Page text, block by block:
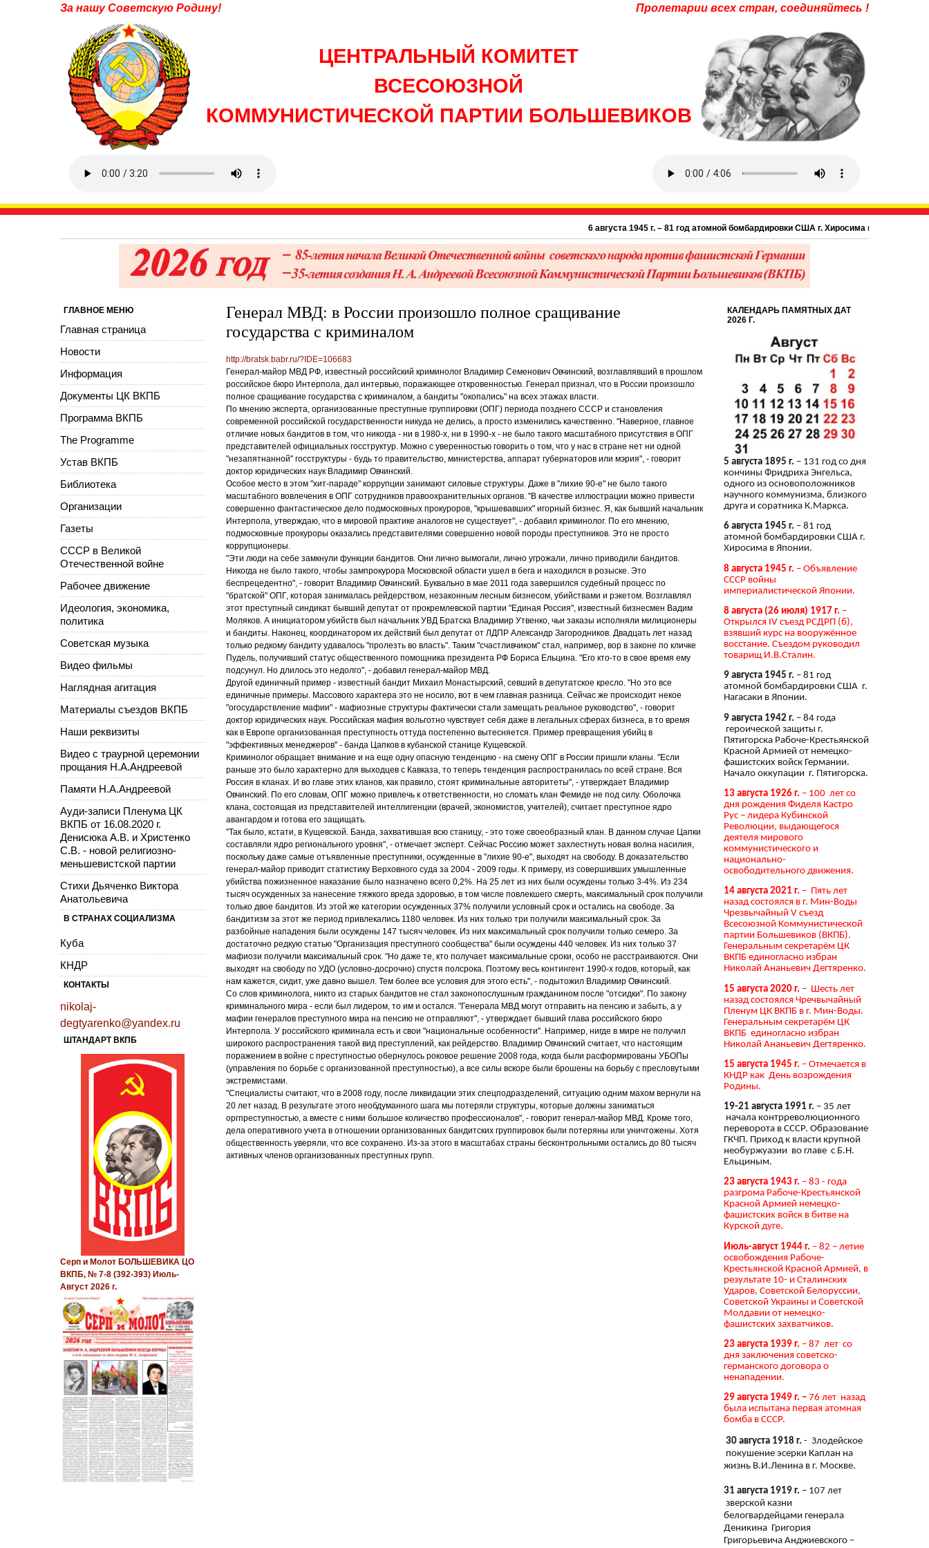
За нашу Советскую Родину! Пролетарии всех стран, соединяйтесь !
ЦЕНТРАЛЬНЫЙ КОМИТЕТ
ВСЕСОЮЗНОЙ
КОММУНИСТИЧЕСКОЙ ПАРТИИ БОЛЬШЕВИКОВ
6 августа 1945 г. – 81 год атомной бомбардировки США г. Хиросима в Японии.
Генерал МВД: в России произошло полное сращивание
государства с криминалом
http://bratsk.babr.ru/?IDE=106683
Генерал-майор МВД РФ, известный российский криминолог Владимир Семенович Овчинский, возглавлявший в прошлом
российское бюро Интерпола, дал интервью, поражающее откровенностью. Генерал признал, что в России произошло
полное сращивание государства с криминалом, а бандиты "окопались" на всех этажах власти.
По мнению эксперта, организованные преступные группировки (ОПГ) периода позднего СССР и становления
современной российской государственности никуда не делись, а просто изменились качественно. "Наверное, главное
отличие новых бандитов в том, что никогда - ни в 1980-х, ни в 1990-х - не было такого масштабного присутствия в ОПГ
представителей официальных госструктур. Можно с уверенностью говорить о том, что у нас в стране нет ни одной
"незапятнанной" госструктуры - будь то правительство, министерства, аппарат губернаторов или мэрия", - говорит
доктор юридических наук Владимир Овчинский.
Особое место в этом "хит-параде" коррупции занимают силовые структуры. Даже в "лихие 90-е" не было такого
масштабного вовлечения в ОПГ сотрудников правоохранительных органов. "В качестве иллюстрации можно привести
совершенно фантастическое дело подмосковных прокуроров, "крышевавших" игорный бизнес. Я, как бывший начальник
Интерпола, утверждаю, что в мировой практике аналогов не существует", - добавил криминолог. По его мнению,
подмосковные прокуроры оказались представителями совершенно новой породы преступников. Это не просто
коррупционеры.
"Эти люди на себе замкнули функции бандитов. Они лично вымогали, лично угрожали, лично приводили бандитов.
Никогда не было такого, чтобы зампрокурора Московской области ушел в бега и находился в розыске. Это
беспрецедентно", - говорит Владимир Овчинский. Буквально в мае 2011 года завершился судебный процесс по
"братской" ОПГ, которая занималась рейдерством, незаконным лесным бизнесом, убийствами и рэкетом. Возглавлял
этот преступный синдикат бывший депутат от прокремлевской партии "Единая Россия", известный бизнесмен Вадим
Моляков. А инициатором убийств был начальник УВД Братска Владимир Утвенко, чьи заказы исполняли милиционеры
и бандиты. Наконец, координатором их действий был депутат от ЛДПР Александр Загородников. Двадцать лет назад
только редкому бандиту удавалось "пролезть во власть". Таким "счастливчиком" стал, например, вор в законе по кличке
Пудель, получивший статус общественного помощника президента РФ Бориса Ельцина. "Его кто-то в свое время ему
подсунул. Но длилось это недолго", - добавил генерал-майор МВД.
Другой единичный пример - известный бандит Михаил Монастырский, севший в депутатское кресло. "Но это все
единичные примеры. Массового характера это не носило, вот в чем главная разница. Сейчас же происходит некое
"огосударствление мафии" - мафиозные структуры фактически стали замещать реальное руководство", - говорит
доктор юридических наук. Российская мафия вольготно чувствует себя даже в легальных сферах бизнеса, в то время
как в Европе организованная преступность оттуда постепенно вытесняется. Пример превращения убийц в
"эффективных менеджеров" - банда Цапков в кубанской станице Кущевской.
Криминолог обращает внимание и на еще одну опасную тенденцию - на смену ОПГ в России пришли кланы. "Если
раньше это было характерно для выходцев с Кавказа, то теперь тенденция распространилась по всей стране. Вся
Россия в кланах. И во главе этих кланов, как правило, стоят криминальные авторитеты", - утверждает Владимир
Овчинский. По его словам, ОПГ можно привлечь к ответственности, но сломать клан Фемиде не под силу. Оболочка
клана, состоящая из представителей интеллигенции (врачей, экономистов, учителей), считает преступное ядро
авангардом и готова его защищать.
"Так было, кстати, в Кущевской. Банда, захватившая всю станицу, - это тоже своеобразный клан. В данном случае Цапки
составляли ядро регионального уровня", - отмечает эксперт. Сейчас Россию может захлестнуть новая волна насилия,
поскольку даже самые отъявленные преступники, осужденные в "лихие 90-е", выходят на свободу. В доказательство
генерал-майор приводит статистику Верховного суда за 2004 - 2009 годы. К примеру, из совершивших умышленные
убийства пожизненное наказание было назначено всего 0,2%. На 25 лет из них были осуждены только 3-4%. Из 234
тысяч осужденных за нанесение тяжкого вреда здоровью, в том числе повлекшего смерть, максимальный срок получили
только двое бандитов. Из этой же категории осужденных 37% получили условный срок и остались на свободе. За
бандитизм за этот же период привлекались 1180 человек. Из них только три получили максимальный срок. За
разбойные нападения были осуждены 147 тысяч человек. Из них максимальный срок получили только семеро. За
достаточно редкую статью "Организация преступного сообщества" были осуждены 440 человек. Из них только 37
мафиози получили максимальный срок. "Но даже те, кто получает максимальные сроки, особо не расстраиваются. Они
выходят на свободу по УДО (условно-досрочно) спустя полсрока. Поэтому весь контингент 1990-х годов, который, как
нам кажется, сидит, уже давно вышел. Тем более все условия для этого есть", - подытожил Владимир Овчинский.
Со слов криминолога, никто из старых бандитов не стал законопослушным гражданином после "отсидки". По закону
криминального мира - если был лидером, то им и остался. "Генерала МВД могут отправить на пенсию и забыть, а у
мафии генералов преступного мира на пенсию не отправляют", - утверждает бывший глава российского бюро
Интерпола. У российского криминала есть и свои "национальные особенности". Например, нигде в мире не получил
широкого распространения такой вид преступлений, как рейдерство. Владимир Овчинский считает, что настоящим
поражением в войне с преступностью обернулось роковое решение 2008 года, когда были расформированы УБОПы
(управления по борьбе с организованной преступностью), а все силы вскоре были брошены на борьбу с пресловутыми
экстремистами.
"Специалисты считают, что в 2008 году, после ликвидации этих спецподразделений, ситуацию одним махом вернули на
20 лет назад. В результате этого необдуманного шага мы потеряли структуры, которые должны заниматься
оргпреступностью, а вместе с ними большое количество профессионалов", - говорит генерал-майор МВД. Кроме того,
дела оперативного учета в отношении организованных бандитских группировок были потеряны или уничтожены. Хотя
общественность уверяли, что все сохранено. Из-за этого в масштабах страны бесконтрольными остались до 80 тысяч
активных членов организованных преступных групп.
ГЛАВНОЕ МЕНЮ
Главная страница
Новости
Информация
Документы ЦК ВКПБ
Программа ВКПБ
The Programme
Устав ВКПБ
Библиотека
Организации
Газеты
СССР в Великой
Отечественной войне
Рабочее движение
Идеология, экономика,
политика
Советская музыка
Видео фильмы
Наглядная агитация
Материалы съездов ВКПБ
Наши реквизиты
Видео с траурной церемонии
прощания Н.А.Андреевой
Памяти Н.А.Андреевой
Ауди-записи Пленума ЦК
ВКПБ от 16.08.2020 г.
Денисюка А.В. и Христенко
С.В. - новой религиозно-
меньшевистской партии
Стихи Дьяченко Виктора
Анатольевича
В СТРАНАХ СОЦИАЛИЗМА
Куба
КНДР
КОНТАКТЫ
nikolaj-
degtyarenko@yandex.ru
ШТАНДАРТ ВКПБ
Серп и Молот БОЛЬШЕВИКА ЦО
ВКПБ, № 7-8 (392-393) Июль-
Август 2026 г.
КАЛЕНДАРЬ ПАМЯТНЫХ ДАТ
2026 Г.
5 августа 1895 г. – 131 год со дня
кончины Фридриха Энгельса,
одного из основоположников
научного коммунизма, близкого
друга и соратника К.Маркса.
6 августа 1945 г. – 81 год
атомной бомбардировки США г.
Хиросима в Японии.
8 августа 1945 г. – Объявление
СССР войны
империалистической Японии.
8 августа (26 июля) 1917 г. –
Открылся IV съезд РСДРП (б),
взявший курс на вооружённое
восстание. Съездом руководил
товарищ И.В.Сталин.
9 августа 1945 г. – 81 год
атомной бомбардировки США г.
Нагасаки в Японии.
9 августа 1942 г. – 84 года
героической защиты г.
Пятигорска Рабоче-Крестьянской
Красной Армией от немецко-
фашистских войск Германии.
Начало оккупации г. Пятигорска.
13 августа 1926 г. – 100 лет со
дня рождения Фиделя Кастро
Рус – лидера Кубинской
Революции, выдающегося
деятеля мирового
коммунистического и
национально-
освободительного движения.
14 августа 2021 г. – Пять лет
назад состоялся в г. Мин-Воды
Чрезвычайный V съезд
Всесоюзной Коммунистической
партии Большевиков (ВКПБ).
Генеральным секретарём ЦК
ВКПБ единогласно избран
Николай Ананьевич Дегтяренко.
15 августа 2020 г. – Шесть лет
назад состоялся Чречвычайный
Пленум ЦК ВКПБ в г. Мин-Воды.
Генеральным секретарём ЦК
ВКПБ единогласно избран
Николай Ананьевич Дегтяренко.
15 августа 1945 г. – Отмечается в
КНДР как День возрождения
Родины.
19-21 августа 1991 г. – 35 лет
начала контрреволюционного
переворота в СССР. Образование
ГКЧП. Приход к власти крупной
необуржуазии во главе с Б.Н.
Ельциным.
23 августа 1943 г. – 83 - года
разгрома Рабоче-Крестьянской
Красной Армией немецко-
фашистских войск в битве на
Курской дуге.
Июль-август 1944 г. – 82 – летие
освобождения Рабоче-
Крестьянской Красной Армией, в
результате 10- и Сталинских
Ударов, Советской Белоруссии,
Советской Украины и Советской
Молдавии от немецко-
фашистских захватчиков.
23 августа 1939 г. – 87 лет со
дня заключения советско-
германского договора о
ненападении.
29 августа 1949 г. – 76 лет назад
была испытана первая атомная
бомба в СССР.
30 августа 1918 г. - Злодейское
покушение эсерки Каплан на
жизнь В.И.Ленина в г. Москве.
31 августа 1919 г. – 107 лет
зверской казни
белогвардейцами генерала
Деникина Григория
Григорьевича Анджиевского –